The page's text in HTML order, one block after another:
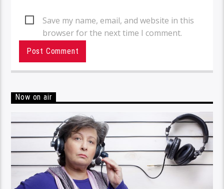
Save my name, email, and website in this
browser for the next time I comment.
Now on air